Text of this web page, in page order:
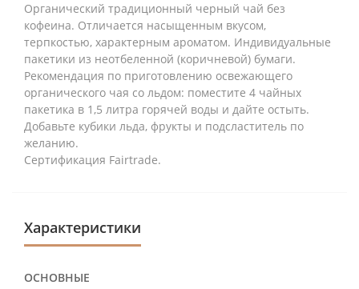
Органический традиционный черный чай без
кофеина. Отличается насыщенным вкусом,
терпкостью, характерным ароматом. Индивидуальные
пакетики из неотбеленной (коричневой) бумаги.
Рекомендация по приготовлению освежающего
органического чая со льдом: поместите 4 чайных
пакетика в 1,5 литра горячей воды и дайте остыть.
Добавьте кубики льда, фрукты и подсластитель по
желанию.
Сертификация Fairtrade.
Характеристики
ОСНОВНЫЕ